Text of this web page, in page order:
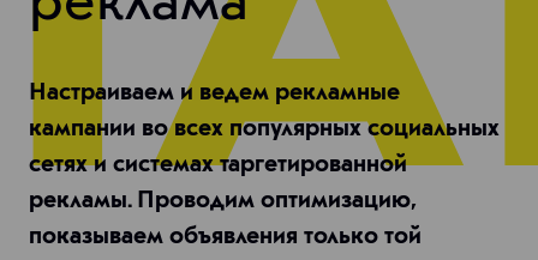
Настраиваем и ведем рекламные
кампании во всех популярных социальных
сетях и системах таргетированной
рекламы. Проводим оптимизацию,
показываем объявления только той